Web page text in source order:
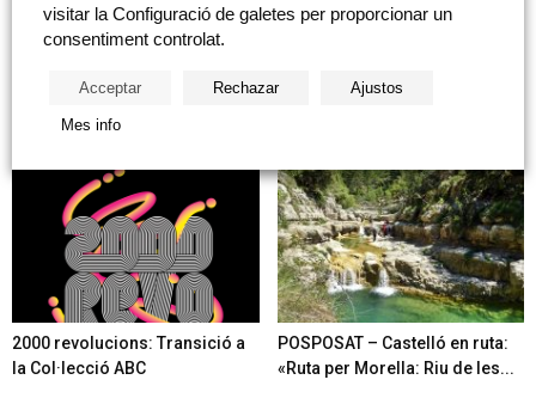
Cargar més
2000 revolucions: Transició a
la Col·lecció ABC
POSPOSAT – Castelló en ruta:
«Ruta per Morella: Riu de les...
visitar la Configuració de galetes per proporcionar un
consentiment controlat.
Acceptar Rechazar Ajustos
Mes info